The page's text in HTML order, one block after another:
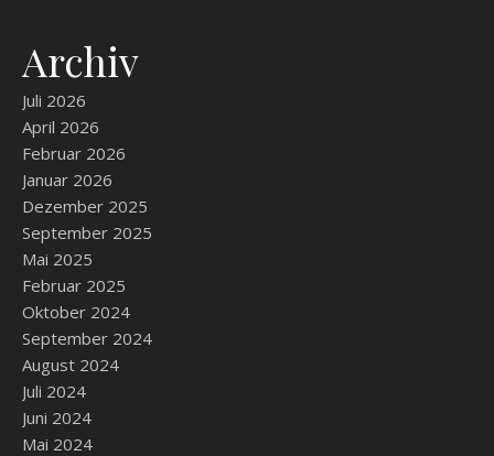
Archiv
Juli 2026
April 2026
Februar 2026
Januar 2026
Dezember 2025
September 2025
Mai 2025
Februar 2025
Oktober 2024
September 2024
August 2024
Juli 2024
Juni 2024
Mai 2024